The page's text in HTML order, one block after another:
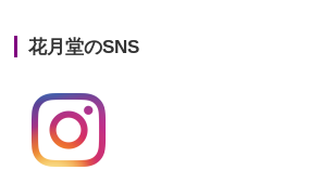
第20回人形供養祭
第19回人形供養祭
第18回人形供養祭
花月堂のSNS